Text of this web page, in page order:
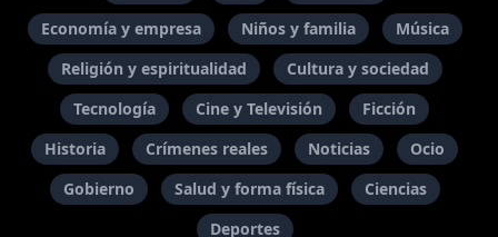
Economía y empresa
Niños y familia
Música
Religión y espiritualidad
Cultura y sociedad
Tecnología
Cine y Televisión
Ficción
Historia
Crímenes reales Noticias
Ocio
Gobierno
Salud y forma física
Ciencias
Deportes